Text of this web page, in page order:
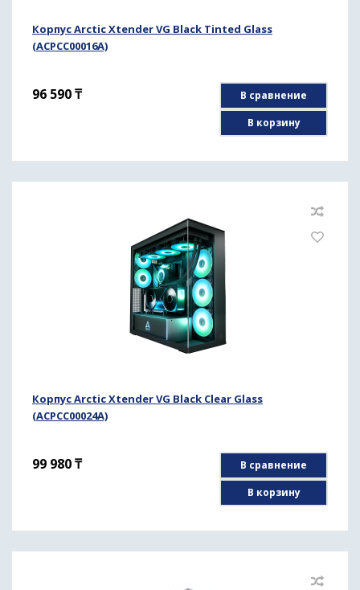
Корпус Arctic Xtender VG Black Tinted Glass
(ACPCC00016A)
96 590₸
В сравнение
В корзину
Корпус Arctic Xtender VG Black Clear Glass
(ACPCC00024A)
99 980₸
В сравнение
В корзину